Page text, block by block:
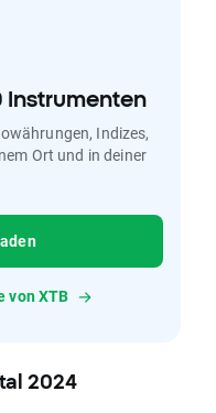
Instrumenten
Indizes,
Ort und in deiner
von XTB
2024